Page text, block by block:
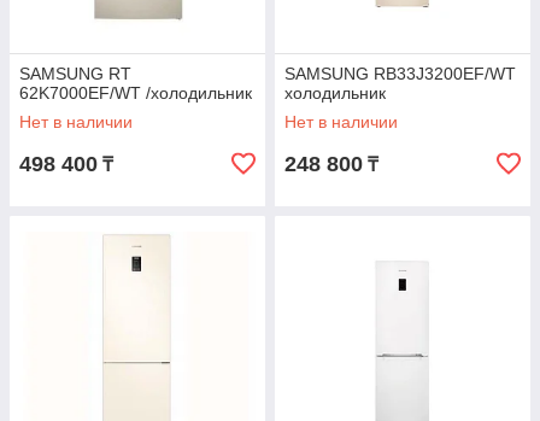
SAMSUNG RT
62K7000EF/WT /холодильник
Нет в наличии
498 400 ₸
SAMSUNG RB33J3200EF/WT
холодильник
Нет в наличии
248 800 ₸